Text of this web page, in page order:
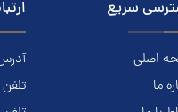
سریع
اصلی
ما
آدرس:
تلفن